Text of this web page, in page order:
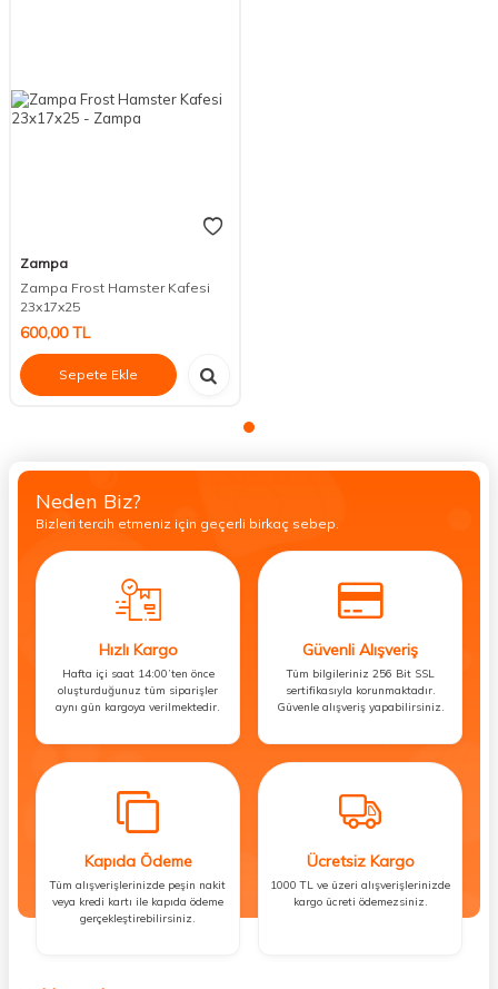
Zampa
Zampa Frost Hamster Kafesi
23x17x25
600,00TL
Sepete Ekle
Neden Biz?
Bizleri tercih etmeniz için geçerli birkaç sebep.
Hızlı Kargo
Hafta içi saat 14:00’ten önce
oluşturduğunuz tüm siparişler
aynı gün kargoya verilmektedir.
Güvenli Alışveriş
Tüm bilgileriniz 256 Bit SSL
sertifikasıyla korunmaktadır.
Güvenle alışveriş yapabilirsiniz.
Kapıda Ödeme
Tüm alışverişlerinizde peşin nakit
veya kredi kartı ile kapıda ödeme
gerçekleştirebilirsiniz.
Ücretsiz Kargo
1000 TL ve üzeri alışverişlerinizde
kargo ücreti ödemezsiniz.